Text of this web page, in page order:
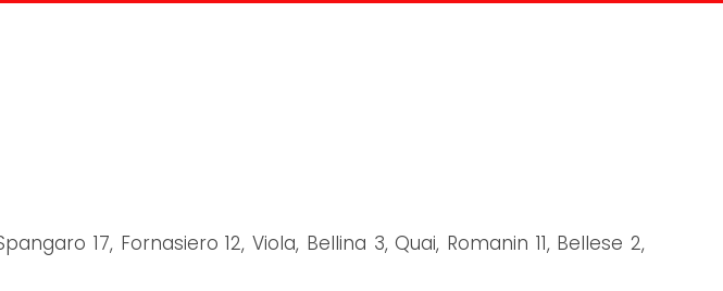
17, Fornasiero 12, Viola, Bellina 3, Quai, Romanin 11, Bellese 2,